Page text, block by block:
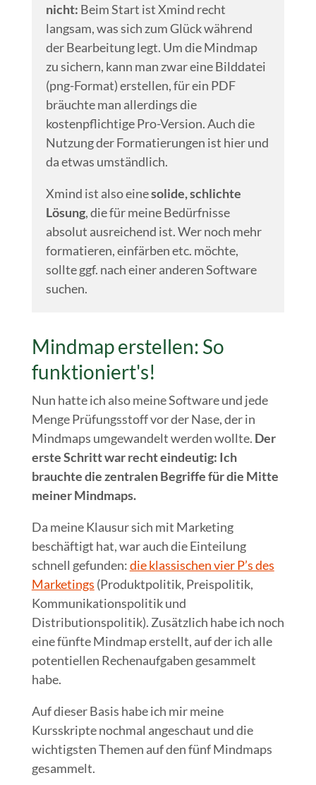
nicht: Beim Start ist Xmind recht
langsam, was sich zum Glück während
der Bearbeitung legt. Um die Mindmap
zu sichern, kann man zwar eine Bilddatei
(png-Format) erstellen, für ein PDF
bräuchte man allerdings die
kostenpflichtige Pro-Version. Auch die
Nutzung der Formatierungen ist hier und
da etwas umständlich.
Xmind ist also einesolide, schlichte
Lösung, die für meine Bedürfnisse
absolut ausreichend ist. Wer noch mehr
formatieren, einfärben etc. möchte,
sollte ggf. nach einer anderen Software
suchen.
Mindmap erstellen: So
funktioniert's!
Nun hatte ich also meine Software und jede
Menge Prüfungsstoff vor der Nase, der in
Mindmaps umgewandelt werden wollte. Der
erste Schritt war recht eindeutig: Ich
brauchte die zentralen Begriffe für die Mitte
meiner Mindmaps.
Da meine Klausur sich mit Marketing
beschäftigt hat, war auch die Einteilung
schnell gefunden:die klassischen vier P’s des
Marketings (Produktpolitik, Preispolitik,
Kommunikationspolitik und
Distributionspolitik). Zusätzlich habe ich noch
eine fünfte Mindmap erstellt, auf der ich alle
potentiellen Rechenaufgaben gesammelt
habe.
Auf dieser Basis habe ich mir meine
Kursskripte nochmal angeschaut und die
wichtigsten Themen auf den fünf Mindmaps
gesammelt.